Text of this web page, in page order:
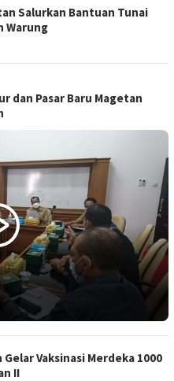
Salurkan Bantuan Tunai
Warung
dan Pasar Baru Magetan
Vaksinasi Merdeka 1000
II